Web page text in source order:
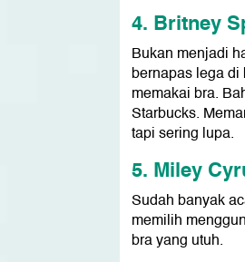
4. Britney
Bukan menjadi
bernapas lega
memakai bra.
Starbucks.
tapi sering lupa.
5. Miley
Sudah banyak
memilih
bra yang utuh.